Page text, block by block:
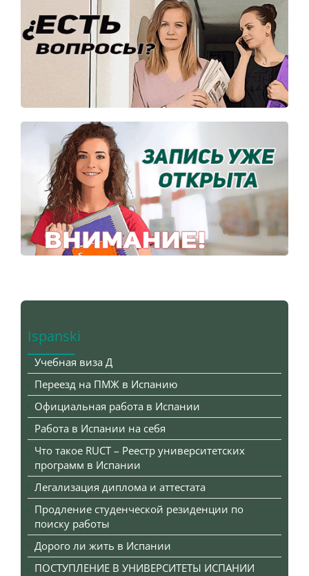
Ispanski
Учебная виза Д
Переезд на ПМЖ в Испанию
Официальная работа в Испании
Работа в Испании на себя
Что такое RUCT – Реестр университетских
программ в Испании
Легализация диплома и аттестата
Продление студенческой резиденции по
поиску работы
Дорого ли жить в Испании
ПОСТУПЛЕНИЕ В УНИВЕРСИТЕТЫ ИСПАНИИ